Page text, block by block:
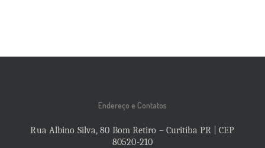
Endereço e Contatos
Rua Albino Silva, 80 Bom Retiro – Curitiba PR | CEP
80520-210